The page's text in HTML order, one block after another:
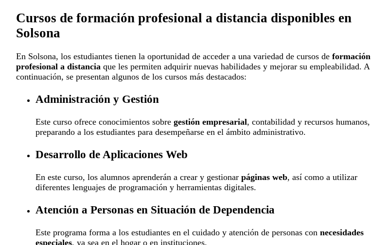
Cursos de formación profesional a distancia disponibles en
Solsona
En Solsona, los estudiantes tienen la oportunidad de acceder a una variedad de cursos de formación
profesional a distancia que les permiten adquirir nuevas habilidades y mejorar su empleabilidad. A
continuación, se presentan algunos de los cursos más destacados:
Administración y Gestión
Este curso ofrece conocimientos sobre gestión empresarial, contabilidad y recursos humanos,
preparando a los estudiantes para desempeñarse en el ámbito administrativo.
Desarrollo de Aplicaciones Web
En este curso, los alumnos aprenderán a crear y gestionar páginas web, así como a utilizar
diferentes lenguajes de programación y herramientas digitales.
Atención a Personas en Situación de Dependencia
Este programa forma a los estudiantes en el cuidado y atención de personas con necesidades
especiales, ya sea en el hogar o en instituciones.